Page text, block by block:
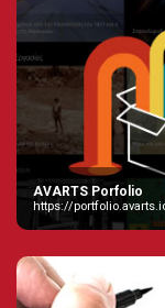
AVARTS Porfolio
https://